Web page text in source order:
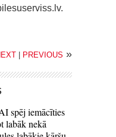
PREVIOUS »
spēj iemācīties
labāk nekā